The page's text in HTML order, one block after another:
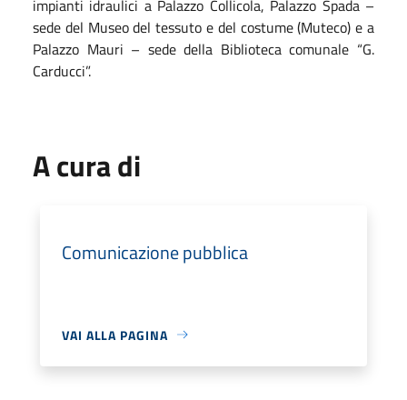
impianti idraulici a Palazzo Collicola, Palazzo Spada –
sede del Museo del tessuto e del costume (Muteco) e a
Palazzo Mauri – sede della Biblioteca comunale “G.
Carducci”.
A cura di
Comunicazione pubblica
VAI ALLA PAGINA